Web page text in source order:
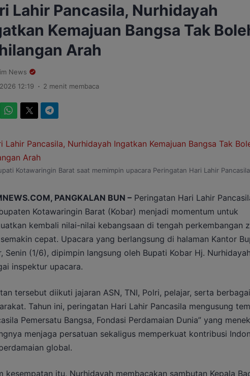
Lahir Pancasila, Nurhidayah
Kemajuan Bangsa Tak
Arah
News
12:19 . 2 menit membaca
Kotawaringin Barat saat memimpin upacara Peringatan Hari Lahir
PANGKALAN BUN –Peringatan Hari Lahir
Kotawaringin Barat (Kobar) menjadi momentum untuk
kembali nilai-nilai kebangsaan di tengah perkembangan
cepat. Upacara yang berlangsung di halaman Kantor
Senin (1/6), dipimpin langsung oleh Bupati Kobar Hj. Nurhidayah
inspektur upacara.
tersebut diikuti jajaran ASN, TNI, Polri, pelajar, serta
Tahun ini, peringatan Hari Lahir Pancasila mengusung
Pemersatu Bangsa, Fondasi Perdamaian Dunia” yang
menjaga persatuan sekaligus memperkuat kontribusi
global.
kesempatan itu, Nurhidayah membacakan sambutan Kepala